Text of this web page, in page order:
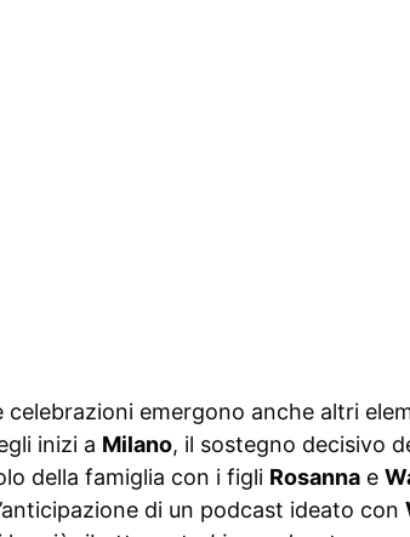
celebrazioni emergono anche altri
inizi a Milano, il sostegno decisivo
della famiglia con i figli Rosanna e
di un podcast ideato con